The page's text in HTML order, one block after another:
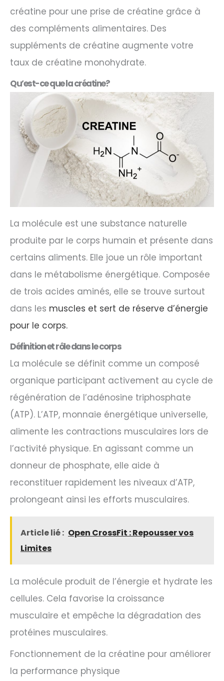
créatine pour une prise de créatine grâce à
des compléments alimentaires. Des
suppléments de créatine augmente votre
taux de créatine monohydrate.
Qu’est-ce que la créatine?
La molécule est une substance naturelle
produite par le corps humain et présente dans
certains aliments. Elle joue un rôle important
dans le métabolisme énergétique. Composée
de trois acides aminés, elle se trouve surtout
dans les muscles et sert de réserve d’énergie
pour le corps.
Définition et rôle dans le corps
La molécule se définit comme un composé
organique participant activement au cycle de
régénération de l’adénosine triphosphate
(ATP). L’ATP, monnaie énergétique universelle,
alimente les contractions musculaires lors de
l’activité physique. En agissant comme un
donneur de phosphate, elle aide à
reconstituer rapidement les niveaux d’ATP,
prolongeant ainsi les efforts musculaires.
Article lié : Open CrossFit : Repousser vos
Limites
La molécule produit de l’énergie et hydrate les
cellules. Cela favorise la croissance
musculaire et empêche la dégradation des
protéines musculaires.
Fonctionnement de la créatine pour améliorer
la performance physique